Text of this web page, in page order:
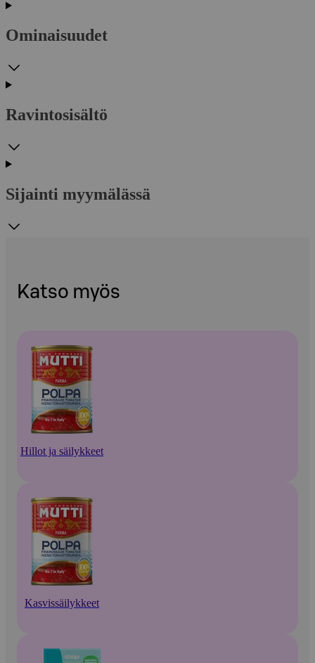
Ominaisuudet
Ravintosisältö
Sijainti myymälässä
Katso myös
Hillot ja säilykkeet
Kasvissäilykkeet